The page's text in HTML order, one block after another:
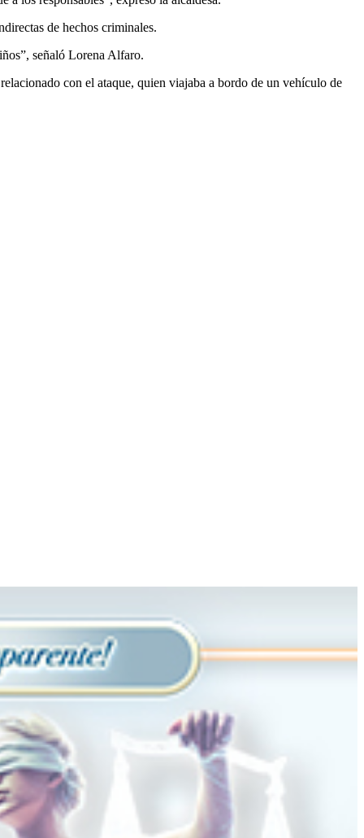
de hechos criminales.
señaló Lorena Alfaro.
con el ataque, quien viajaba a bordo de un vehículo de